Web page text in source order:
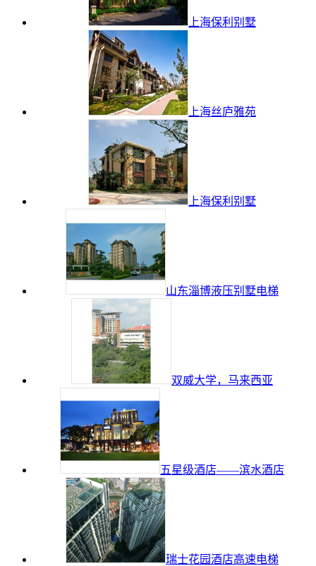
上海保利别墅
上海丝庐雅苑
上海保利别墅
山东淄博液压别墅电梯
双威大学，马来西亚
五星级酒店——滨水酒店
瑞士花园酒店高速电梯